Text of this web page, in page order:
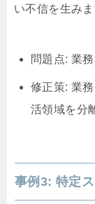
い不信を生みま
問題点: 業
修正策: 業
活領域を分
事例3: 特定